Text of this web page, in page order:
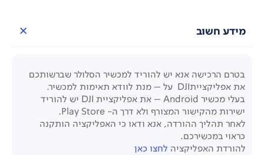
מידע חשוב
בטרם הרכישה אנא יש להוריד למכשיר הסלולר שברשותכם
את אפליקצייתDJI על – מנת לוודא תאימות למכשיר.
בעלי מכשיר Android – את אפליקציית DJI יש להוריד
ישירות מהקישור המצורף ולא דרך ה-Play Store
.
לאחר תהליך ההורדה, אנא ודאו כי האפליקציה הותקנה
כראוי במכשירכם.
להורדת האפליקציהלחצו כאן